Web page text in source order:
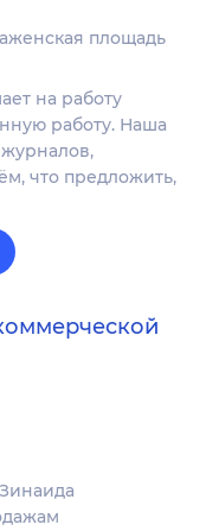
площадь
на работу
работу. Наша
что предложить,